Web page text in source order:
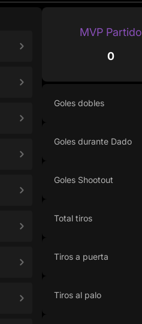
MVP Partido
0
Goles dobles
Goles durante Dado
Goles Shootout
Total tiros
Tiros a puerta
Tiros al palo